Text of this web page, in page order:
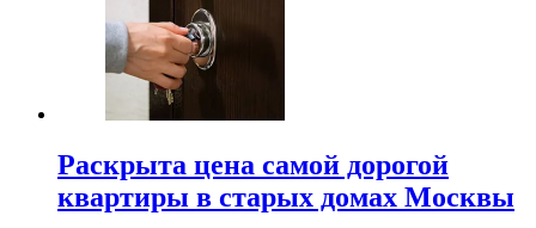
Раскрыта цена самой дорогой
квартиры в старых домах Москвы